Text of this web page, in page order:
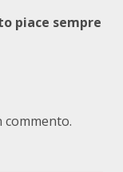
piace sempre
commento.